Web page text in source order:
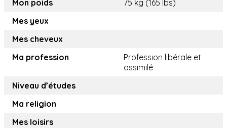
Mon poids
75 kg (165 lbs)
Mes yeux
Mes cheveux
Ma profession
Profession libérale et
assimilé
Niveau d’études
Ma religion
Mes loisirs